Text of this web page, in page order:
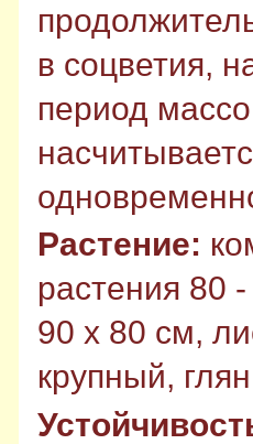
в соцветия,
период
Растение:
растения 80
90 х 80 см,
крупный,